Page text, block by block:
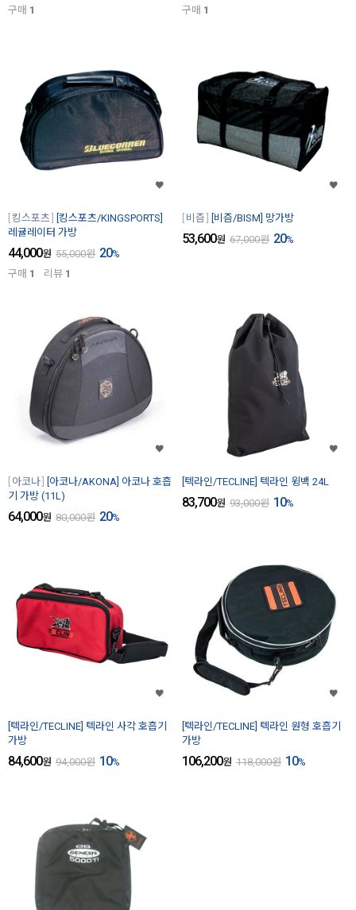
구매 1
구매 1
킹스포츠
[킹스포츠/KINGSPORTS]
레귤레이터 가방
44,000원 55,000원 20%
구매 1 리뷰 1
비즘 [비즘/BISM] 망가방
53,600원 67,000원 20%
아코나
[아코나/AKONA] 아코나 호흡
기 가방 (11L)
64,000원 80,000원 20%
[텍라인/TECLINE] 텍라인 윙백 24L
83,700원 93,000원 10%
[텍라인/TECLINE] 텍라인 사각 호흡기
가방
84,600원 94,000원 10%
[텍라인/TECLINE] 텍라인 원형 호흡기
가방
106,200원 118,000원 10%